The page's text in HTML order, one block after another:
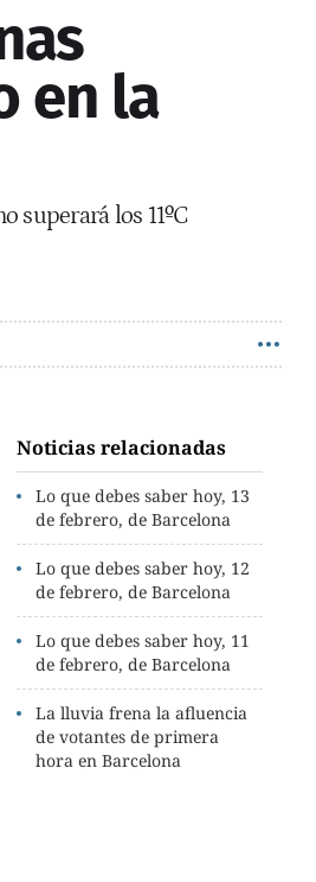
en la
superará los 11ºC
Noticias relacionadas
Lo que debes saber hoy, 13
de febrero, de Barcelona
Lo que debes saber hoy, 12
de febrero, de Barcelona
Lo que debes saber hoy, 11
de febrero, de Barcelona
La lluvia frena la afluencia
de votantes de primera
hora en Barcelona